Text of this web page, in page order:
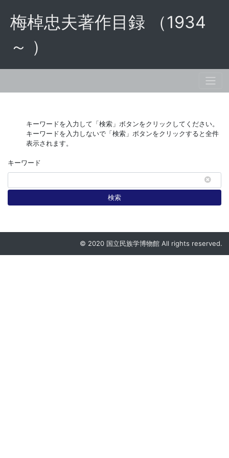
梅棹忠夫著作目録 （1934
～ ）
キーワードを入力して「検索」ボタンをクリックしてください。
キーワードを入力しないで「検索」ボタンをクリックすると全件
表示されます。
キーワード
検索
© 2020 国立民族学博物館 All rights reserved.